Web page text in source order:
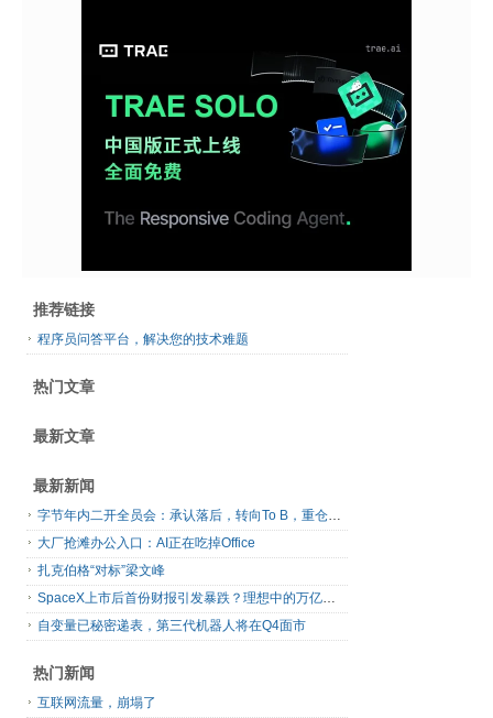
推荐链接
程序员问答平台，解决您的技术难题
热门文章
最新文章
最新新闻
字节年内二开全员会：承认落后，转向To B，重仓年轻人
大厂抢滩办公入口：AI正在吃掉Office
扎克伯格“对标”梁文峰
SpaceX上市后首份财报引发暴跌？理想中的万亿营收太空AI公司，正在靠地面AI云挣钱
自变量已秘密递表，第三代机器人将在Q4面市
热门新闻
互联网流量，崩塌了